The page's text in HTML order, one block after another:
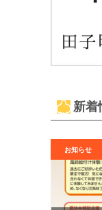
新着
お知らせ